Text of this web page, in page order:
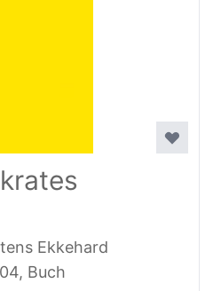
Ekkehard
Buch